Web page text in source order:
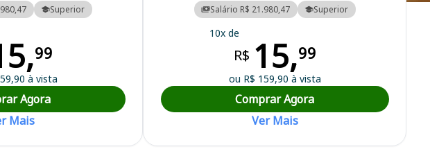
Municipal da Fazenda de Cuiabá
Superior
99
à vista
Agora
Mais
Salário R$ 21.980,47 Superior
10x de
R$ 15,99
ou R$ 159,90 à vista
Comprar Agora
Ver Mais